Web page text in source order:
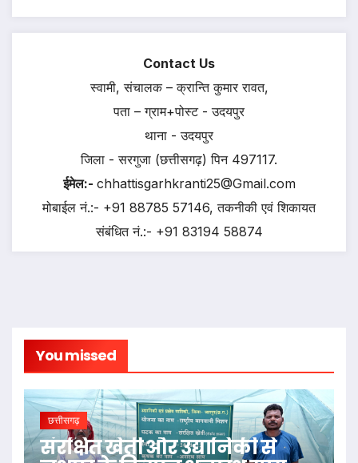
Contact Us
स्वामी, संचालक – क्रान्ति कुमार रावत,
पता – ग्राम+पोस्ट - उदयपुर
थाना - उदयपुर
जिला - सरगुजा (छत्तीसगढ़) पिन 497117.
ईमेल:- chhattisgarhkranti25@Gmail.com
मोबाईल नं.:- +91 88785 57146, तकनीकी एवं शिकायत
संबंधित नं.:- +91 83194 58874
You missed
छत्तीसगढ़
संरक्षित खेती और उद्यानिकी से